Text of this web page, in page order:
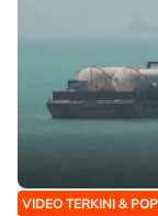
VIDEO TERKINI &